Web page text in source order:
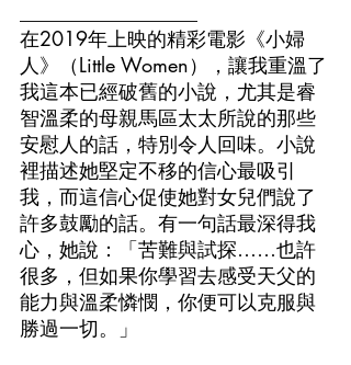
在2019年上映的精彩電影《小婦
人》（Little Women），讓我重溫了
我這本已經破舊的小說，尤其是睿
智溫柔的母親馬區太太所說的那些
安慰人的話，特別令人回味。小說
裡描述她堅定不移的信心最吸引
我，而這信心促使她對女兒們說了
許多鼓勵的話。有一句話最深得我
心，她說：「苦難與試探……也許
很多，但如果你學習去感受天父的
能力與溫柔憐憫，你便可以克服與
勝過一切。」